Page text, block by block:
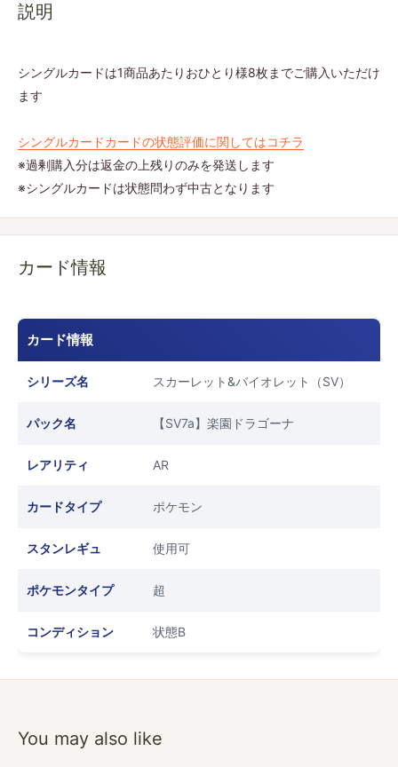
説明
シングルカードは1商品あたりおひとり様8枚までご購入いただけ
ます
シングルカードカードの状態評価に関してはコチラ
※過剰購入分は返金の上残りのみを発送します
※シングルカードは状態問わず中古となります
カード情報
カード情報
シリーズ名 スカーレット&バイオレット（SV）
パック名 【SV7a】楽園ドラゴーナ
レアリティ AR
カードタイプ ポケモン
スタンレギュ 使用可
ポケモンタイプ 超
コンディション 状態B
You may also like